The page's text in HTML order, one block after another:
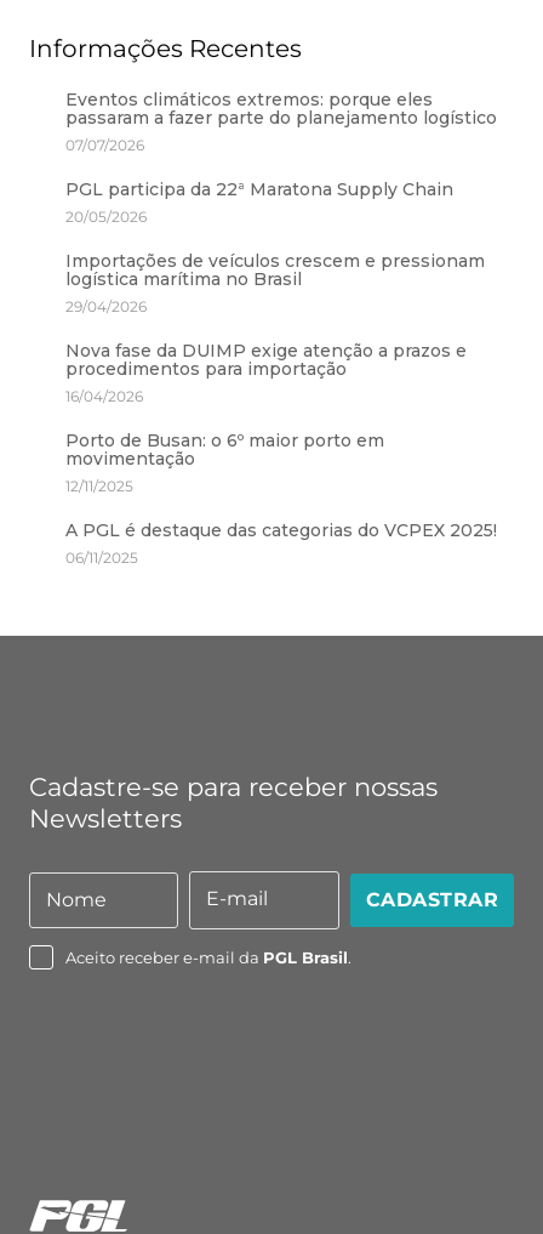
Informações Recentes
Eventos climáticos extremos: porque eles
passaram a fazer parte do planejamento logístico
07/07/2026
PGL participa da 22ª Maratona Supply Chain
20/05/2026
Importações de veículos crescem e pressionam
logística marítima no Brasil
29/04/2026
Nova fase da DUIMP exige atenção a prazos e
procedimentos para importação
16/04/2026
Porto de Busan: o 6º maior porto em
movimentação
12/11/2025
A PGL é destaque das categorias do VCPEX 2025!
06/11/2025
Cadastre-se para receber nossas
Newsletters
Nome
Nome
mail
E-mail CADASTRAR
Aceito receber e-mail da PGL Brasil.